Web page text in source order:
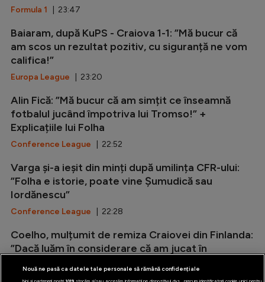
Formula 1 | 23:47
Baiaram, după KuPS - Craiova 1-1: ”Mă bucur că
am scos un rezultat pozitiv, cu siguranță ne vom
califica!”
Europa League | 23:20
Alin Fică: ”Mă bucur că am simțit ce înseamnă
fotbalul jucând împotriva lui Tromso!” +
Explicațiile lui Folha
Conference League | 22:52
Varga și-a ieșit din minți după umilința CFR-ului:
”Folha e istorie, poate vine Șumudică sau
Iordănescu”
Conference League | 22:28
Coelho, mulțumit de remiza Craiovei din Finlanda:
”Dacă luăm în considerare că am jucat în
Europa League| 22:04
Nouă ne pasă ca datele tale personale să rămână confidențiale
Noi și partenerii noștri 1019stocăm și/sau accesăm informații pe dispozitivul dvs., precum identificatorii cookie unici pentru